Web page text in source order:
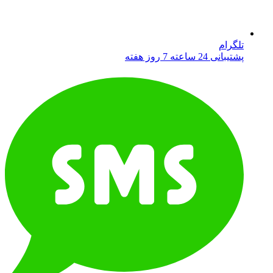
تلگرام
پشتیبانی 24 ساعته 7 روز هفته